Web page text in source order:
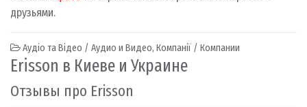
друзьями.
Аудіо та Відео / Аудио и Видео, Компанії / Компании
Erisson в Киеве и Украине
Отзывы про Erisson